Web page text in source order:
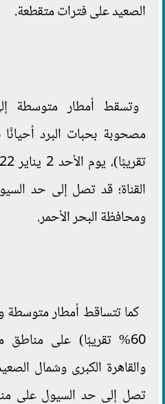
الصعيد على فترات متقطعة.
وتسقط أمطار متوسطة
القناة؛ قد تصل إلى حد
ومحافظة البحر الأحمر.
60% تقريبًا) على
والقاهرة الكبرى وشمال
تصل إلى حد السيول على